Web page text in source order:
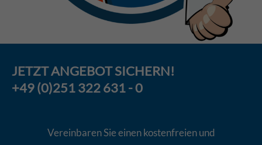
JETZTANGEBOTSICHERN!
+49 (0)251 322 631 - 0
Vereinbaren Sie einen kostenfreien und